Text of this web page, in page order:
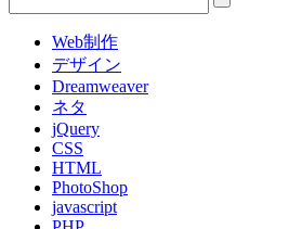
Web制作
デザイン
Dreamweaver
ネタ
jQuery
CSS
HTML
PhotoShop
javascript